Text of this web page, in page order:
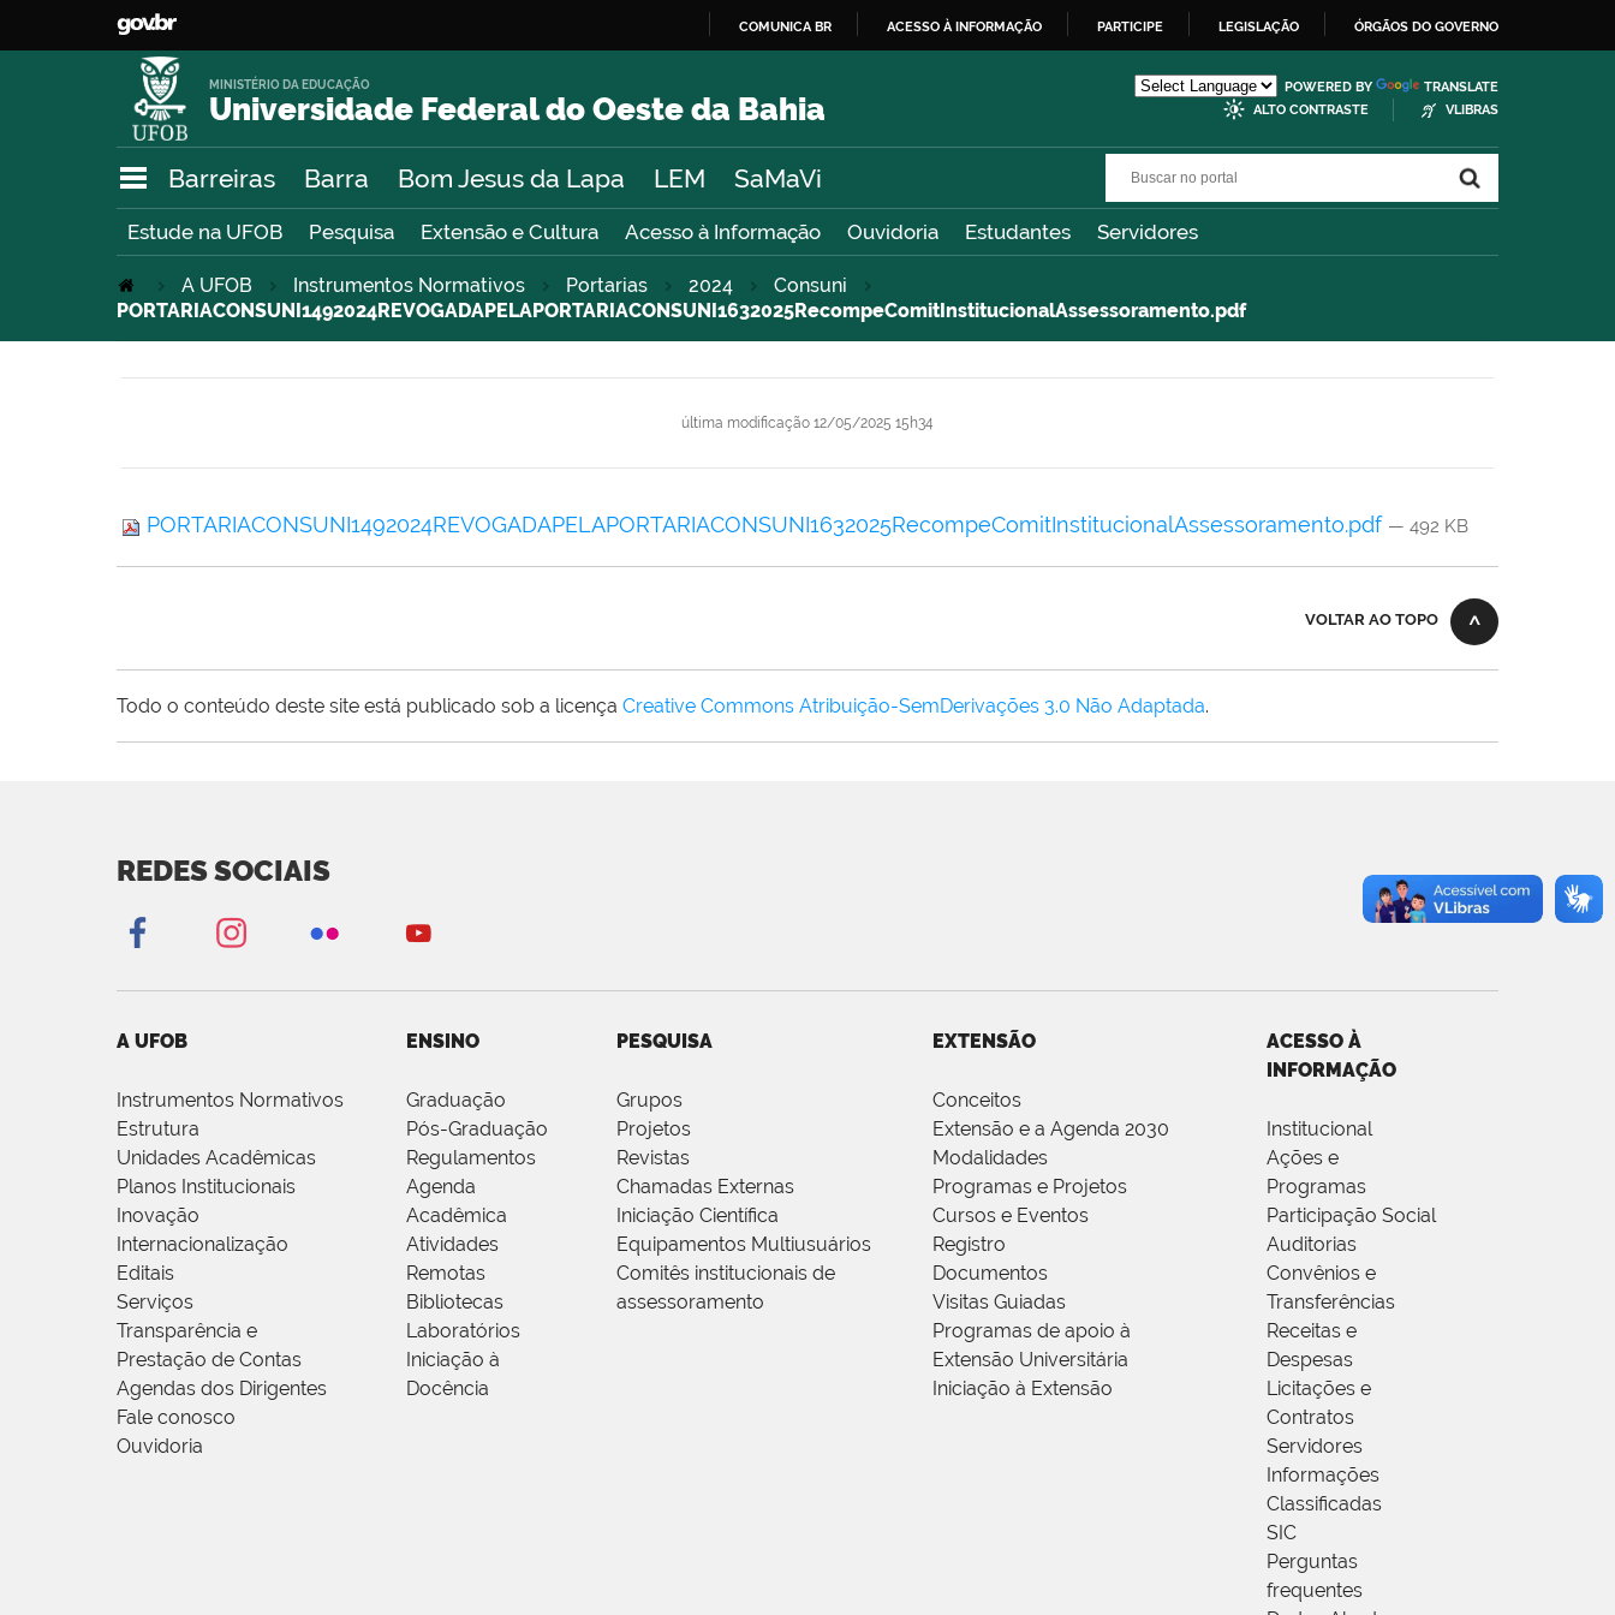
O
COMUNICA BR ACESSO À INFORMAÇÃO PARTICIPE LEGISLAÇÃO ÓRGÃOS DO GOVERNO
Universidade Federal do Oeste da Bahia
MINISTÉRIO DA EDUCAÇÃO POWERED BY
TRANSLATE
ALTO CONTRASTE
VLIBRAS
Barreiras Barra Bom Jesus da Lapa LEM SaMaVi
Estude na UFOB Pesquisa Extensão e Cultura Acesso à Informação Ouvidoria Estudantes Servidores
A UFOB Instrumentos Normativos Portarias 2024
Consuni
PORTARIACONSUNI1492024REVOGADAPELAPORTARIACONSUNI1632025RecompeComitInstitucionalAssessoramento.pdf
última modificação 12/05/2025 15h34
PORTARIACONSUNI1492024REVOGADAPELAPORTARIACONSUNI1632025RecompeComitInstitucionalAssessoramento.pdf — 492 KB
VOLTAR AO TOPO
Todo o conteúdo deste site está publicado sob a licença Creative Commons Atribuição-SemDerivações 3.0 Não Adaptada.
REDES SOCIAIS
A UFOB
Instrumentos Normativos
Estrutura
Unidades Acadêmicas
Planos Institucionais
Inovação
Internacionalização
Editais
Serviços
Transparência e
Prestação de Contas
Agendas dos Dirigentes
Fale conosco
Ouvidoria
ENSINO
Graduação
Pós-Graduação
Regulamentos
Agenda
Acadêmica
Atividades
Remotas
Bibliotecas
Laboratórios
Iniciação à
Docência
PESQUISA
Grupos
Projetos
Revistas
Chamadas Externas
Iniciação Científica
Equipamentos Multiusuários
Comitês institucionais de
assessoramento
EXTENSÃO
Conceitos
Extensão e a Agenda 2030
Modalidades
Programas e Projetos
Cursos e Eventos
Registro
Documentos
Visitas Guiadas
Programas de apoio à
Extensão Universitária
Iniciação à Extensão
ACESSO À
INFORMAÇÃO
Institucional
Ações e
Programas
Participação Social
Auditorias
Convênios e
Transferências
Receitas e
Despesas
Licitações e
Contratos
Servidores
Informações
Classificadas
SIC
Perguntas
frequentes